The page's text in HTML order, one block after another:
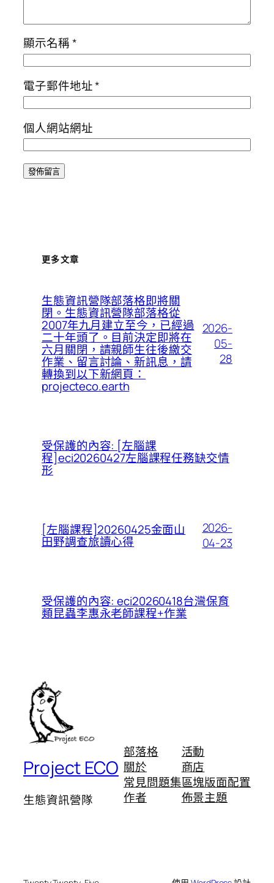
顯示名稱*
電子郵件地址*
個人網站網址
更多文章
生態資訊營隊部落格即將關
閉。生態資訊營隊部落格從
2007年九月建立至今，已經過
二十年頭了。目前決定即將在
六月關閉，請親師生往後繳交
作業、留言討論、新訊息，請
轉換到以下新網頁：
projecteco.earth
2026-
05-
28
受保護的內容: [左腦課
程]eci20260427左腦課程任務缺交情
形
[左腦課程]20260425金面山
田野調查旅讀心得
2026-
04-23
受保護的內容: eci20260418台灣保育
類昆蟲李惠永老師課程+作業
Project ECO
生態資訊營隊
部落格
關於
常見問題集
作者
活動
商店
區塊版面配置
佈景主題